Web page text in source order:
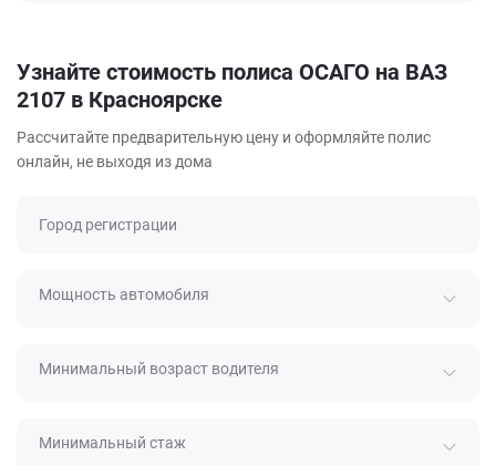
Узнайте стоимость полиса ОСАГО на ВАЗ
2107 в Красноярске
Рассчитайте предварительную цену и оформляйте полис
онлайн, не выходя из дома
Город регистрации
Мощность автомобиля
Минимальный возраст водителя
Минимальный стаж